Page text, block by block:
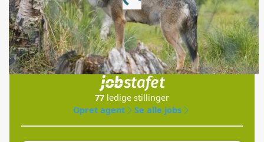
Jobs
i samarbejde med
77 ledige stillinger
Opret agent
Se alle jobs